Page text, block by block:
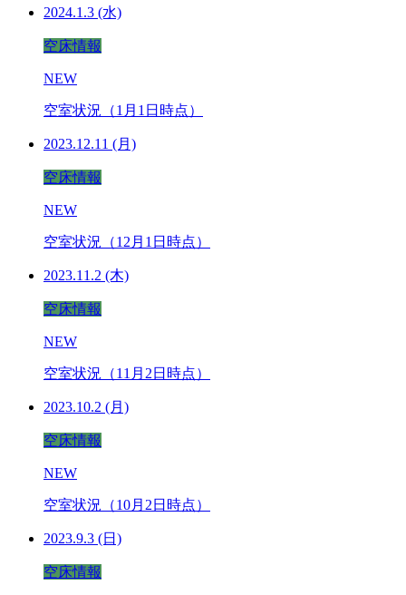
2024.1.3 (水)
空床情報
NEW
空室状況（1月1日時点）
2023.12.11 (月)
空床情報
NEW
空室状況（12月1日時点）
2023.11.2 (木)
空床情報
NEW
空室状況（11月2日時点）
2023.10.2 (月)
空床情報
NEW
空室状況（10月2日時点）
2023.9.3 (日)
空床情報